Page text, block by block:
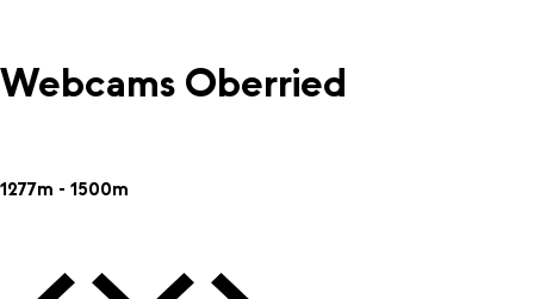
Webcams Oberried
1277m - 1500m
Vorige Webcam
Volgende Webcam
Vorige Webcam
Volgende Webcam